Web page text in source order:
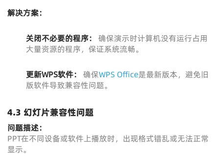
解决方案：
关闭不必要的程序：
确保演示时计算机没有运行占用
大量资源的程序，保证系统流畅。
更新WPS软件： 确保WPS Office是最新版本，避免旧
版软件导致兼容性问题。
4.3 幻灯片兼容性问题
问题描述：
PPT在不同设备或软件上播放时，出现格式错乱或无法正常
显示。